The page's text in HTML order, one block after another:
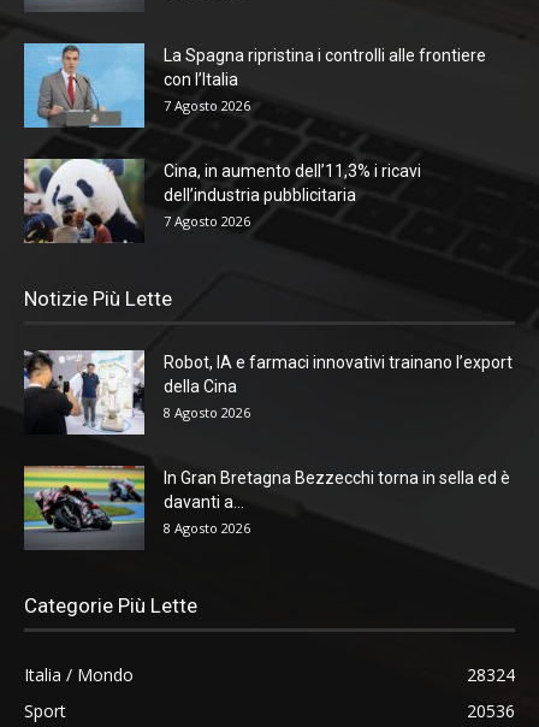
La Spagna ripristina i controlli alle frontiere
con l’Italia
7 Agosto 2026
Cina, in aumento dell’11,3% i ricavi
dell’industria pubblicitaria
7 Agosto 2026
Notizie Più Lette
Robot, IA e farmaci innovativi trainano l’export
della Cina
8 Agosto 2026
In Gran Bretagna Bezzecchi torna in sella ed è
davanti a...
8 Agosto 2026
Categorie Più Lette
Italia / Mondo
28324
Sport
20536